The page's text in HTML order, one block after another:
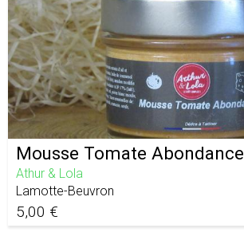
Mousse Tomate Abondance
Athur & Lola
Lamotte-Beuvron
5,00 €